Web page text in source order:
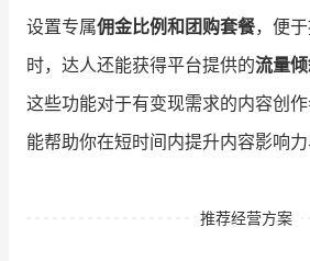
设置专属佣金比例和团购套餐，便
时，达人还能获得平台提供的流量
这些功能对于有变现需求的内容创作
能帮助你在短时间内提升内容影响力
推荐经营方案